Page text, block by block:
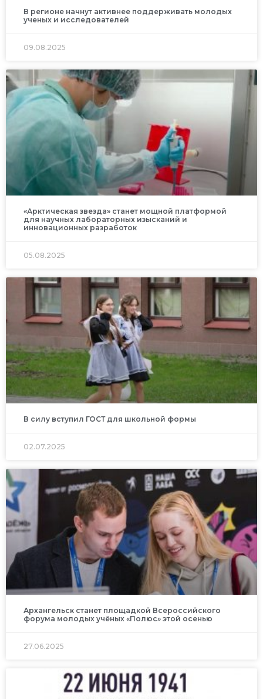
В регионе начнут активнее поддерживать молодых
ученых и исследователей
09.08.2025
«Арктическая звезда» станет мощной платформой
для научных лабораторных изысканий и
инновационных разработок
05.08.2025
В силу вступил ГОСТ для школьной формы
02.07.2025
Архангельск станет площадкой Всероссийского
форума молодых учёных «Полюс» этой осенью
27.06.2025